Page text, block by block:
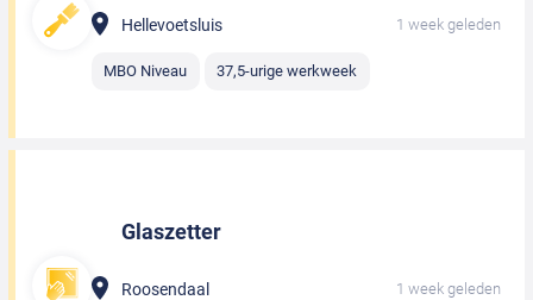
Hellevoetsluis 1 week geleden
MBO Niveau 37,5-urige werkweek
Glaszetter
Roosendaal 1 week geleden